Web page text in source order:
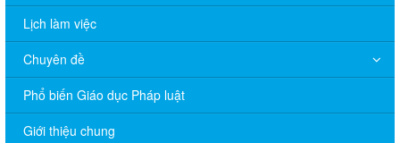
Lịch làm việc
Chuyên đề
Phổ biến Giáo dục Pháp luật
Giới thiệu chung